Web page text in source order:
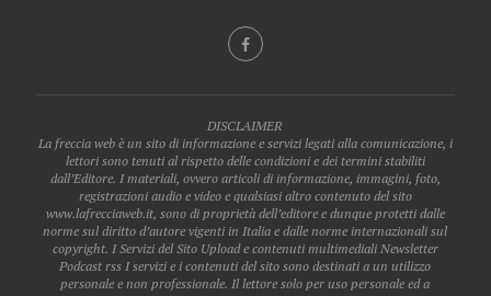
DISCLAIMER
La freccia web è un sito di informazione e servizi legati alla comunicazione, i
lettori sono tenuti al rispetto delle condizioni e dei termini stabiliti
dall’Editore. I materiali, ovvero articoli di informazione, immagini, foto,
registrazioni audio e video e qualsiasi altro contenuto del sito
www.lafrecciaweb.it, sono di proprietà dell’editore e dunque protetti dalle
norme sul diritto d’autore vigenti in Italia e dalle norme internazionali sul
copyright. I Servizi del Sito Upload e contenuti multimediali Newsletter
Podcast rss I servizi e i contenuti del sito sono destinati a un utilizzo
personale e non professionale. Il lettore solo per uso personale ed a